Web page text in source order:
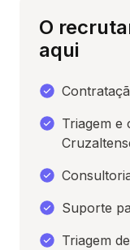
O
aqui
Triagem e
Suporte
Triagem